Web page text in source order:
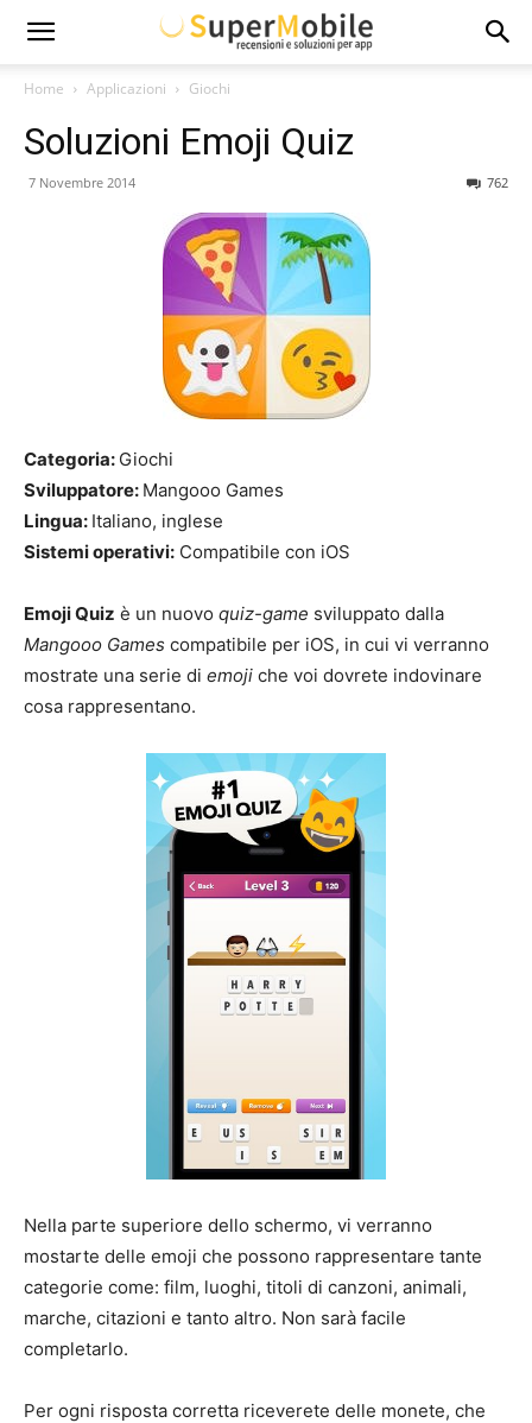
Super
Mobile
Home Applicazioni Giochi
Soluzioni Emoji Quiz
7 Novembre 2014 762
Categoria: Giochi
Sviluppatore: Mangooo Games
Lingua: Italiano, inglese
Sistemi operativi: Compatibile con iOS
Emoji Quiz è un nuovo quiz-game sviluppato dalla
Mangooo Games compatibile per iOS, in cui vi verranno
mostrate una serie di emoji che voi dovrete indovinare
cosa rappresentano.
Nella parte superiore dello schermo, vi verranno
mostarte delle emoji che possono rappresentare tante
categorie come: film, luoghi, titoli di canzoni, animali,
marche, citazioni e tanto altro. Non sarà facile
completarlo.
Per ogni risposta corretta riceverete delle monete, che